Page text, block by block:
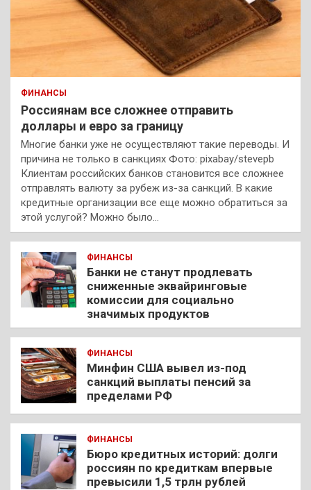
ФИНАНСЫ
Россиянам все сложнее отправить
доллары и евро за границу
Многие банки уже не осуществляют такие переводы. И
причина не только в санкциях Фото: pixabay/stevepb
Клиентам российских банков становится все сложнее
отправлять валюту за рубеж из-за санкций. В какие
кредитные организации все еще можно обратиться за
этой услугой? Можно было…
ФИНАНСЫ
Банки не станут продлевать
сниженные эквайринговые
комиссии для социально
значимых продуктов
ФИНАНСЫ
Минфин США вывел из-под
санкций выплаты пенсий за
пределами РФ
ФИНАНСЫ
Бюро кредитных историй: долги
россиян по кредиткам впервые
превысили 1,5 трлн рублей